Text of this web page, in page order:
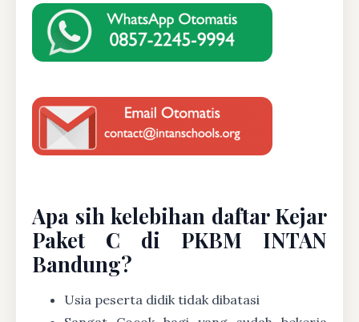
Apa sih kelebihan daftar Kejar
Paket C di PKBM INTAN
Bandung?
Usia peserta didik tidak dibatasi